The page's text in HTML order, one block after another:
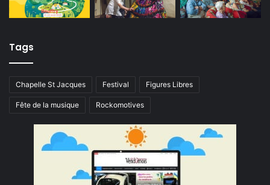
Tags
Chapelle St Jacques Festival Figures Libres
Fête de la musique Rockomotives